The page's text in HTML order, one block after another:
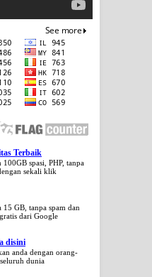
Terbaik
spasi, PHP, tanpa
sekali klik
GB, tanpa spam dan
dari Google
disini
anda dengan orang-
dunia